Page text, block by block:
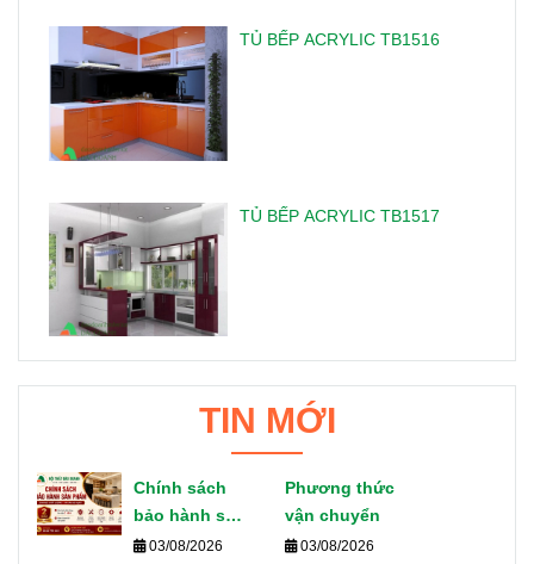
TỦ BẾP ACRYLIC TB1516
TỦ BẾP ACRYLIC TB1517
TIN MỚI
Chính sách
bảo hành sản
phẩm
03/08/2026
Phương thức
vận chuyển
03/08/2026